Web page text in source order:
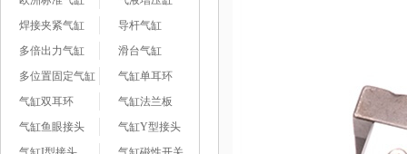
焊接夹紧气缸
导杆气缸
多倍出力气缸
滑台气缸
多位置固定气缸
气缸单耳环
气缸双耳环
气缸法兰板
气缸鱼眼接头
气缸Y型接头